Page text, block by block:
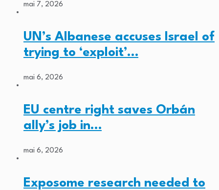
mai 7, 2026
UN’s Albanese accuses Israel of
trying to ‘exploit’…
mai 6, 2026
EU centre right saves Orbán
ally’s job in…
mai 6, 2026
Exposome research needed to